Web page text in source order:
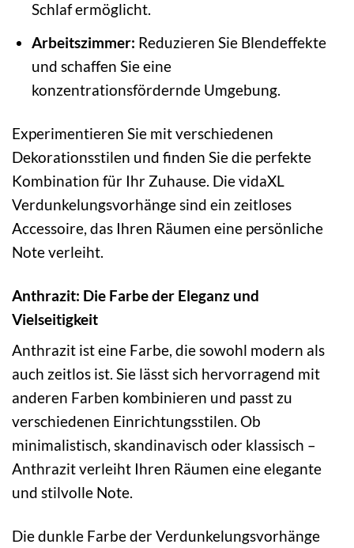
Schlaf ermöglicht.
Arbeitszimmer: Reduzieren Sie Blendeffekte
und schaffen Sie eine
konzentrationsfördernde Umgebung.
Experimentieren Sie mit verschiedenen
Dekorationsstilen und finden Sie die perfekte
Kombination für Ihr Zuhause. Die vidaXL
Verdunkelungsvorhänge sind ein zeitloses
Accessoire, das Ihren Räumen eine persönliche
Note verleiht.
Anthrazit: Die Farbe der Eleganz und
Vielseitigkeit
Anthrazit ist eine Farbe, die sowohl modern als
auch zeitlos ist. Sie lässt sich hervorragend mit
anderen Farben kombinieren und passt zu
verschiedenen Einrichtungsstilen. Ob
minimalistisch, skandinavisch oder klassisch –
Anthrazit verleiht Ihren Räumen eine elegante
und stilvolle Note.
Die dunkle Farbe der Verdunkelungsvorhänge